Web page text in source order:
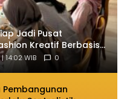
Jadi Pusat
Kreatif Berbasis
WIB 0
Pembangunan